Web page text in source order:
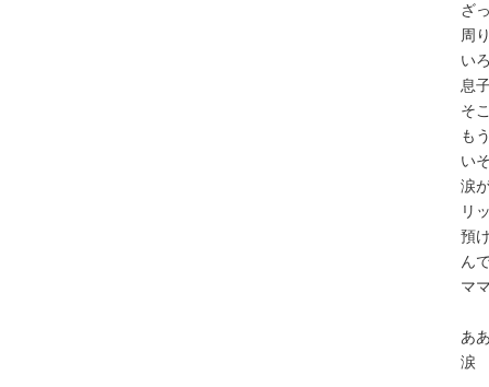
ざ
周
い
息
そ
も
い
涙
リ
預
ん
マ
あ
涙